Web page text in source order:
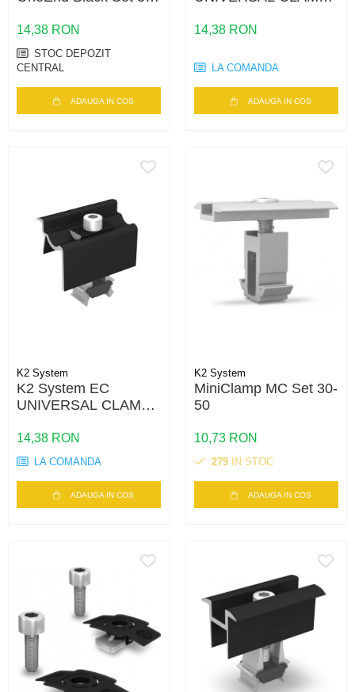
42mm, negru
14,38 RON
STOC DEPOZIT
CENTRAL
ADAUGA IN COS
30-42MM
14,38 RON
LA COMANDA
ADAUGA IN COS
K2 System
K2 System EC
UNIVERSAL CLAMP
42MM
14,38 RON
LA COMANDA
ADAUGA IN COS
K2 System
MiniClamp MC Set 30-
50
10,73 RON
279 IN STOC
ADAUGA IN COS